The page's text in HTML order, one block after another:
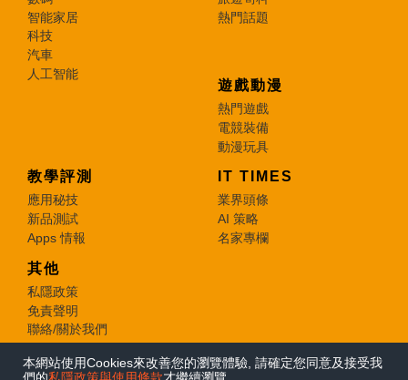
智能家居
科技
汽車
人工智能
熱門話題
遊戲動漫
熱門遊戲
電競裝備
動漫玩具
教學評測
應用秘技
新品測試
Apps 情報
IT TIMES
業界頭條
AI 策略
名家專欄
其他
私隱政策
免責聲明
聯絡/關於我們
© 2026 e-zone. All Rights Reserved.
本網站使用Cookies來改善您的瀏覽體驗, 請確定您同意及接受我